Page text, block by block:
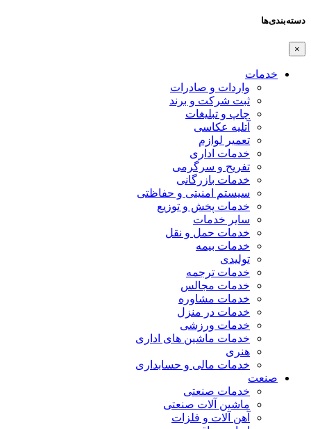
دسته‌بندی‌ها
×
خدمات
واردات و صادرات
ثبت شرکت و برند
چاپ و تبلیغات
آتلیه عکاسی
تعمیر لوازم
خدمات اداری
تفریح و سرگرمی
خدمات بازرگانی
سیستم امنیتی و حفاظتی
خدمات پخش و توزیع
سایر خدمات
خدمات حمل و نقل
خدمات بیمه
تولیدی
خدمات ترجمه
خدمات مجالس
خدمات مشاوره
خدمات در منزل
خدمات ورزشی
خدمات ماشین های اداری
هنری
خدمات مالی و حسابداری
صنعت
خدمات صنعتی
ماشین آلات صنعتی
آهن آلات و فلزات